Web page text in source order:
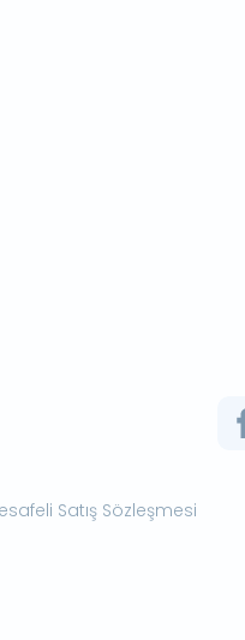
Satış Sözleşmesi